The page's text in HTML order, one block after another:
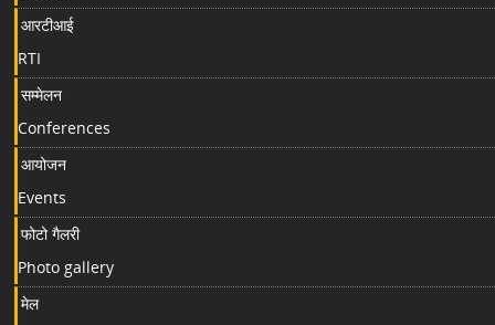
आरटीआई
RTI
सम्मेलन
Conferences
आयोजन
Events
फोटो गैलरी
Photo gallery
मेल